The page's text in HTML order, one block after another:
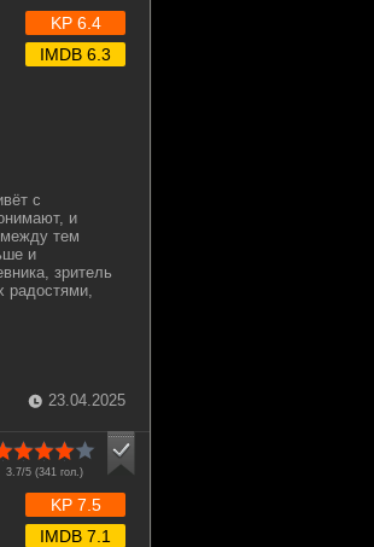
KP 6.4
IMDB 6.3
с
и
тем
и
зритель
радостями,
23.04.2025
3.7/5 (341гол.)
KP 7.5
IMDB 7.1